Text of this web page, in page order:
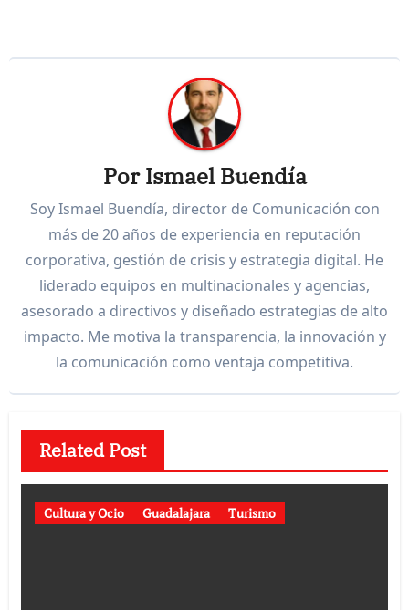
PorIsmael Buendía
Soy Ismael Buendía, director de Comunicación con
más de 20 años de experiencia en reputación
corporativa, gestión de crisis y estrategia digital. He
liderado equipos en multinacionales y agencias,
asesorado a directivos y diseñado estrategias de alto
impacto. Me motiva la transparencia, la innovación y
la comunicación como ventaja competitiva.
Related Post
Cultura y Ocio Guadalajara Turismo